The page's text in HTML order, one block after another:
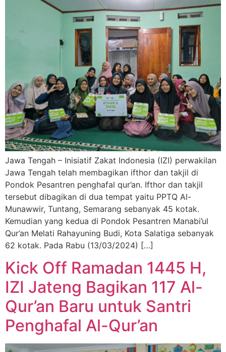
Jawa Tengah – Inisiatif Zakat Indonesia (IZI) perwakilan
Jawa Tengah telah membagikan ifthor dan takjil di
Pondok Pesantren penghafal qur’an. Ifthor dan takjil
tersebut dibagikan di dua tempat yaitu PPTQ Al-
Munawwir, Tuntang, Semarang sebanyak 45 kotak.
Kemudian yang kedua di Pondok Pesantren Manabi’ul
Qur’an Melati Rahayuning Budi, Kota Salatiga sebanyak
62 kotak. Pada Rabu (13/03/2024) […]
Kick Off Ramadan 1445 H,
IZI Jateng Bagikan 117 Al-
Qur’an Baru untuk Santri
Penghafal Al-Qur’an